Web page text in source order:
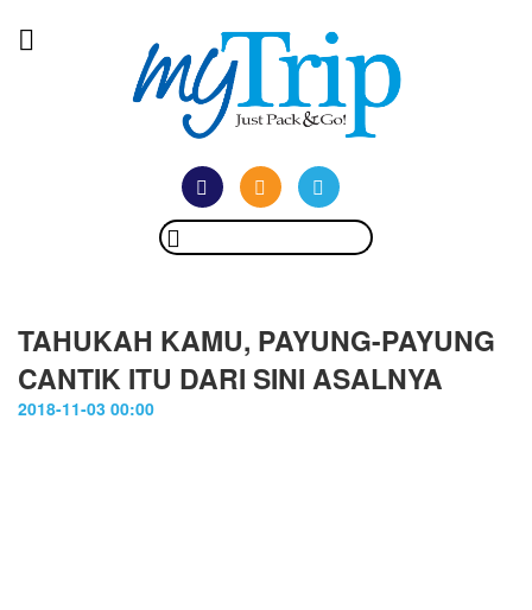
TAHUKAH KAMU, PAYUNG-PAYUNG
CANTIK ITU DARI SINI ASALNYA
2018-11-03 00:00